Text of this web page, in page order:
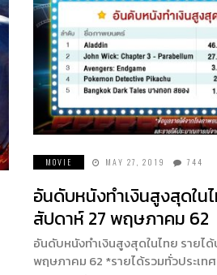
MOVIE MAY 27, 2019 744
อันดับหนังทำเงินสูงสุดใน
สัปดาห์ 27 พฤษภาคม 62
อันดับหนังทำเงินสูงสุดในไทย รายไ
พฤษภาคม 62 *รายได้รวมทั่วประเท